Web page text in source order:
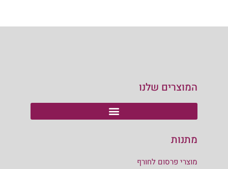
המוצרים שלנו
מתנות
מוצרי פרסום לחורף